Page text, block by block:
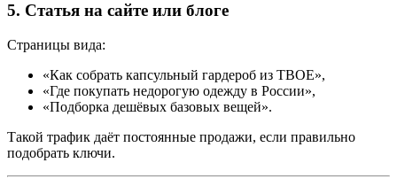
5. Статья на сайте или блоге
Страницы вида:
«Как собрать капсульный гардероб из ТВОЕ»,
«Где покупать недорогую одежду в России»,
«Подборка дешёвых базовых вещей».
Такой трафик даёт постоянные продажи, если правильно
подобрать ключи.